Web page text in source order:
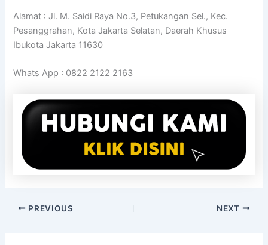
Alamat : Jl. M. Saidi Raya No.3, Petukangan Sel., Kec.
Pesanggrahan, Kota Jakarta Selatan, Daerah Khusus
Ibukota Jakarta 11630
Whats App : 0822 2122 2163
PREVIOUS NEXT